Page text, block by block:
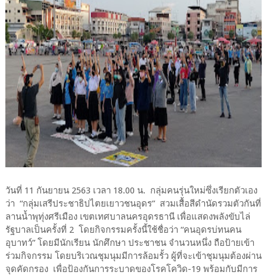
วันที่ 11 กันยายน 2563 เวลา 18.00 น. กลุ่มคนรุ่นใหม่ซึ่งเรียกตัวเอง
ว่า “กลุ่มเสรีประชาธิปไตยเยาวชนอุดร” สวมเสื้อสีดำนัดรวมตัวกันที่
ลานน้ำพุทุ่งศรีเมือง เขตเทศบาลนครอุดรธานี เพื่อแสดงพลังขับไล่
รัฐบาลเป็นครั้งที่ 2 โดยกิจกรรมครั้งนี้ใช้ชื่อว่า “คนอุดรบ่ทนคน
อุบาทว์” โดยมีนักเรียน นักศึกษา ประชาชน จำนวนหนึ่ง ถือป้ายเข้า
ร่วมกิจกรรม โดยบริเวณชุมนุมมีการล้อมรั้ว ผู้ที่จะเข้าชุมนุมต้องผ่าน
จุดคัดกรอง เพื่อป้องกันการระบาดของโรคโควิด-19 พร้อมกับมีการ